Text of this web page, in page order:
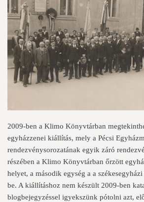
2009-ben a Klimo Könyvtárban
egyházzenei kiállítás, mely a Pécsi
rendezvénysorozatának egyik záró
részében a Klimo Könyvtárban őrzött
helyet, a második egység a a
be. A kiállításhoz nem készült 2009-ben
blogbejegyzéssel igyekszünk pótolni azt,